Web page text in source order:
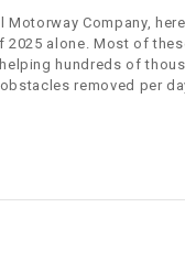
Company,
2025 alone. Most of
hundreds of
removed per